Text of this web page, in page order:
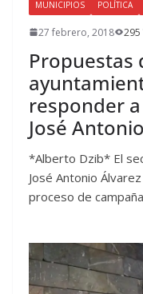
MUNICIPIOS POLÍTICA
27 febrero, 2018 295
Propuestas
responder
José Antonio
*Alberto Dzib* El
José Antonio
proceso de